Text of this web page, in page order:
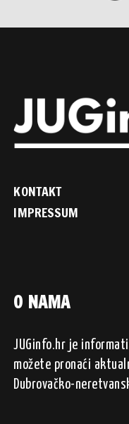
KONTAKT
IMPRESSUM
O NAMA
JUGinfo.hr je
možete pronaći
Dubrovačko-